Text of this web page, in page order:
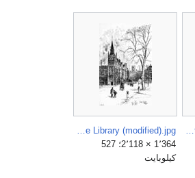
Greater-Jerusalem-2009.jpg
Herbert Railton - The Inner Temple Library (modified).jpg
1٬364 × 2٬118؛ 527
كيلوبايت